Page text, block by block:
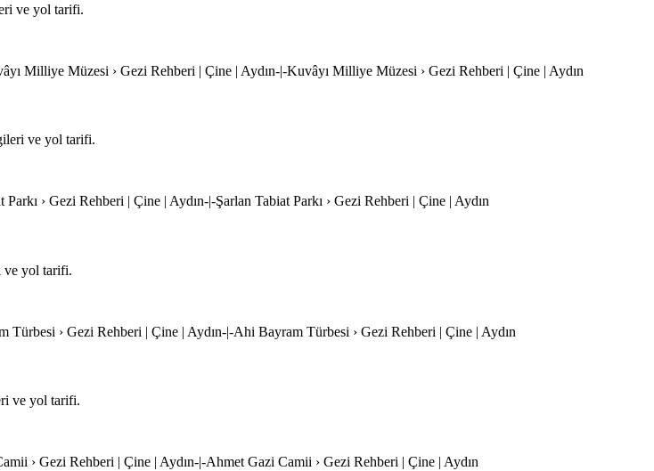
ve yol tarifi.
Milliye Müzesi › Gezi Rehberi | Çine | Aydın-|-Kuvâyı Milliye Müzesi › Gezi Rehberi | Çine | Aydın
ve yol tarifi.
› Gezi Rehberi | Çine | Aydın-|-Şarlan Tabiat Parkı › Gezi Rehberi | Çine | Aydın
ve yol tarifi.
› Gezi Rehberi | Çine | Aydın-|-Ahi Bayram Türbesi › Gezi Rehberi | Çine | Aydın
ve yol tarifi.
› Gezi Rehberi | Çine | Aydın-|-Ahmet Gazi Camii › Gezi Rehberi | Çine | Aydın